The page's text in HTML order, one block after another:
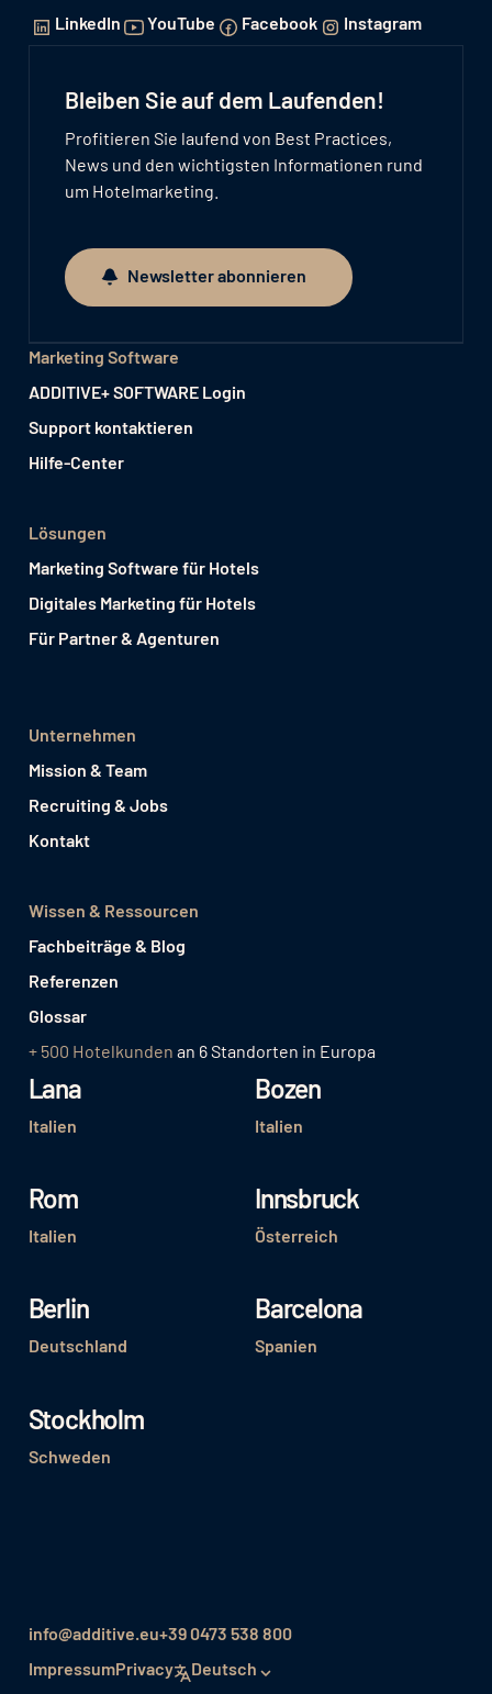
LinkedIn YouTube Facebook Instagram
Bleiben Sie auf dem Laufenden!
Profitieren Sie laufend von Best Practices,
News und den wichtigsten Informationen rund
um Hotelmarketing.
Newsletter abonnieren
Newsletter abonnieren
Marketing Software
ADDITIVE+ SOFTWARE Login
Support kontaktieren
Hilfe-Center
Lösungen
Marketing Software für Hotels
Digitales Marketing für Hotels
Für Partner & Agenturen
Unternehmen
Mission & Team
Recruiting & Jobs
Kontakt
Wissen & Ressourcen
Fachbeiträge & Blog
Referenzen
Glossar
+ 500 Hotelkunden an 6 Standorten in Europa
Lana
Italien
Bozen
Italien
Rom
Italien
Innsbruck
Österreich
Berlin
Deutschland
Barcelona
Spanien
Stockholm
Schweden
info@additive.eu+39 0473 538 800
ImpressumPrivacy Deutsch